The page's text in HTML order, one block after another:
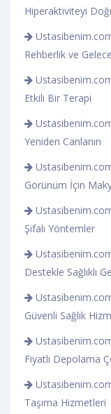
Hiperaktiviteyi
Rehberlik ve
Etkili Bir Terapi
Yeniden Canlanın
Görünüm İçin
Şifalı Yöntemler
Destekle Sağlıklı
Güvenli Sağlık
Fiyatlı Depolama
Taşıma Hizmetleri